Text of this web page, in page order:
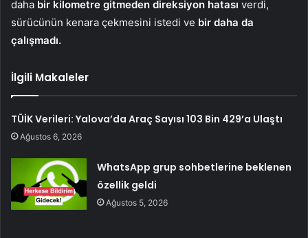
daha bir kilometre gitmeden direksiyon hatası verdi,
sürücünün kenara çekmesini istedi ve bir daha da
çalışmadı.
İlgili Makaleler
TÜİK Verileri: Yalova’da Araç Sayısı 103 Bin 429’a Ulaştı
Ağustos 6, 2026
WhatsApp grup sohbetlerine beklenen
özellik geldi
Ağustos 5, 2026